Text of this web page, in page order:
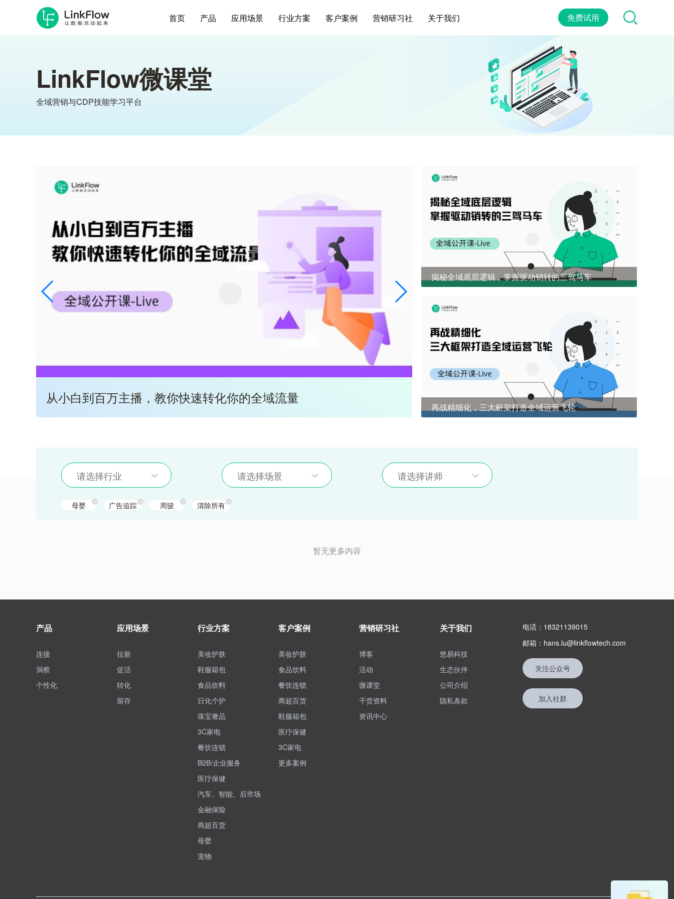
首页 产品 应用场景 行业方案 客户案例 营销研习社 关于我们 免费试用
LinkFlow微课堂
全域营销与CDP技能学习平台
从小白到百万主播，教你快速转化你的全域流量 全域开源社群兜底 前1%能悟到的社群成单策略
揭秘全域底层逻辑，掌握驱动销转的三驾马车
再战精细化，三大框架打造全域运营飞轮
请选择行业 请选择场景 请选择讲师
母婴 广告追踪 周骏 清除所有
暂无更多内容
产品
连接
洞察
个性化
应用场景
拉新
促活
转化
留存
行业方案
美妆护肤
鞋服箱包
食品饮料
日化个护
珠宝奢品
3C家电
餐饮连锁
B2B/企业服务
医疗保健
汽车、智能、后市场
金融保险
商超百货
母婴
宠物
客户案例
美妆护肤
食品饮料
餐饮连锁
商超百货
鞋服箱包
医疗保健
3C家电
更多案例
营销研习社
博客
活动
微课堂
干货资料
资讯中心
关于我们
悠易科技
生态伙伴
公司介绍
隐私条款
电话：18321139015
邮箱：hans.lu@linkflowtech.com
关注公众号
加入社群